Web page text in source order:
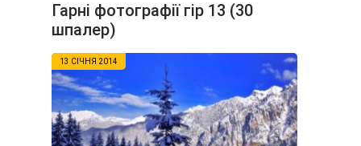
Гарні фотографії гір 13 (30
шпалер)
13 СІЧНЯ 2014